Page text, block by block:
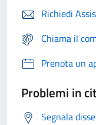
Richiedi
Chiama il
Prenota un
Problemi in
Segnala